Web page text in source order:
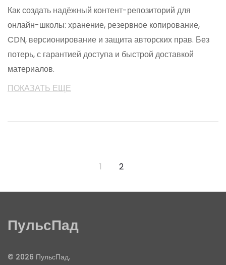
Как создать надёжный контент-репозиторий для
онлайн-школы: хранение, резервное копирование,
CDN, версионирование и защита авторских прав. Без
потерь, с гарантией доступа и быстрой доставкой
материалов.
ПОКАЗАТЬ ЕЩЕ
1 2
ПульсПад
© 2026 ПульсПад.